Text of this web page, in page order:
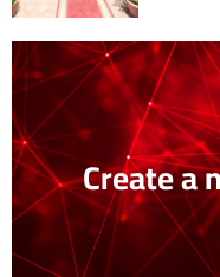
Create a